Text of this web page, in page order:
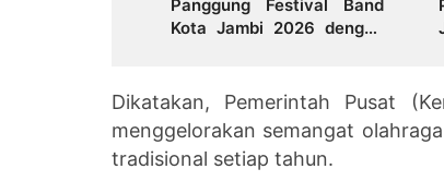
Panggung Festival Band
Kota Jambi 2026 dengan
Dikatakan, Pemerintah Pusat
menggelorakan semangat
tradisional setiap tahun.